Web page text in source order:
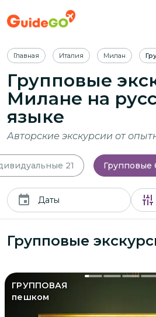
Главная Италия Милан
Групповые
Милане на
языке
Авторские экскурсии от
21 Групповые
Даты
Групповые
ГРУППОВАЯ
пешком